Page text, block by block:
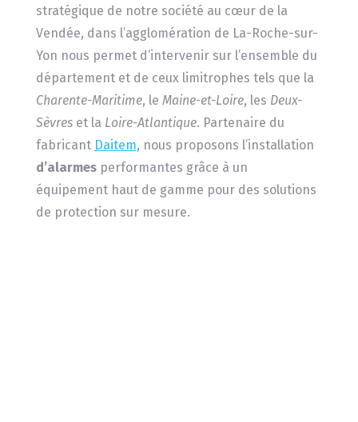
stratégique de notre société au cœur de la
Vendée, dans l’agglomération de La-Roche-sur-
Yon nous permet d’intervenir sur l’ensemble du
département et de ceux limitrophes tels que la
Charente-Maritime, le Maine-et-Loire, les Deux-
Sèvreset la Loire-Atlantique. Partenaire du
fabricant Daitem, nous proposons l’installation
d’alarmesperformantes grâce à un
équipement haut de gamme pour des solutions
de protection sur mesure.